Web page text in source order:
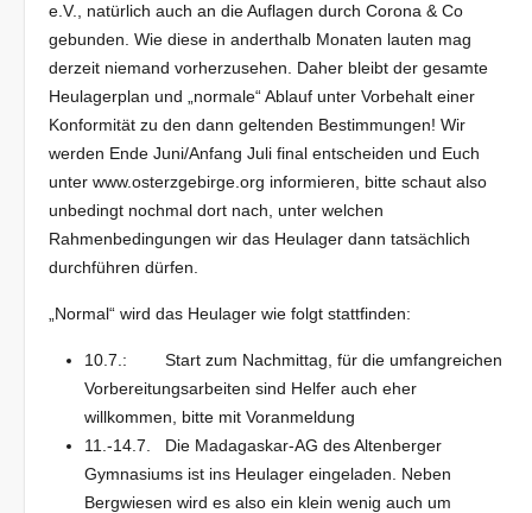
e.V., natürlich auch an die Auflagen durch Corona & Co
gebunden. Wie diese in anderthalb Monaten lauten mag
derzeit niemand vorherzusehen. Daher bleibt der gesamte
Heulagerplan und „normale“ Ablauf unter Vorbehalt einer
Konformität zu den dann geltenden Bestimmungen! Wir
werden Ende Juni/Anfang Juli final entscheiden und Euch
unter www.osterzgebirge.org informieren, bitte schaut also
unbedingt nochmal dort nach, unter welchen
Rahmenbedingungen wir das Heulager dann tatsächlich
durchführen dürfen.
„Normal“ wird das Heulager wie folgt stattfinden:
10.7.: Start zum Nachmittag, für die umfangreichen
Vorbereitungsarbeiten sind Helfer auch eher
willkommen, bitte mit Voranmeldung
11.-14.7. Die Madagaskar-AG des Altenberger
Gymnasiums ist ins Heulager eingeladen. Neben
Bergwiesen wird es also ein klein wenig auch um